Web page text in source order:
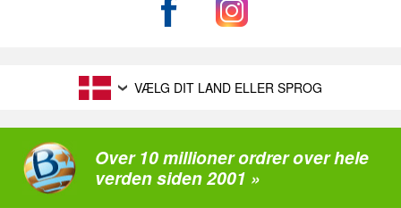
VÆLG DIT LAND ELLER SPROG
Over 10 millioner ordrer over hele
verden siden 2001 »